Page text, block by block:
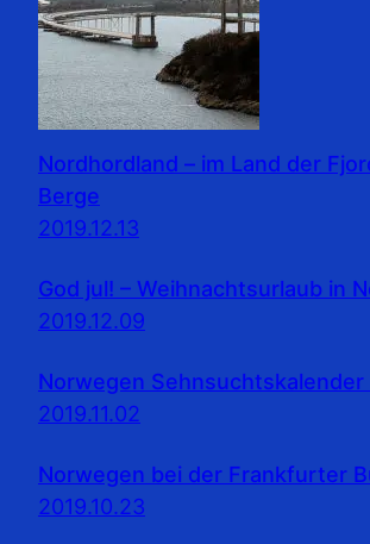
Nordhordland – im Land der
Berge
2019.12.13
God jul! – Weihnachtsurlaub in
2019.12.09
Norwegen
2019.11.02
Norwegen bei der Frankfurter
2019.10.23